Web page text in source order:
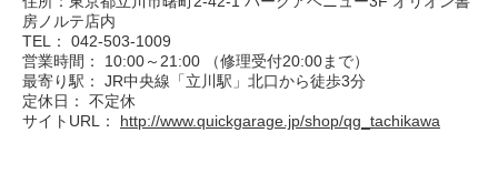
房ノルテ店内
TEL： 042-503-1009
営業時間： 10:00～21:00 （修理受付20:00まで）
最寄り駅： JR中央線「立川駅」北口から徒歩3分
定休日： 不定休
サイトURL： http://www.quickgarage.jp/shop/qg_tachikawa